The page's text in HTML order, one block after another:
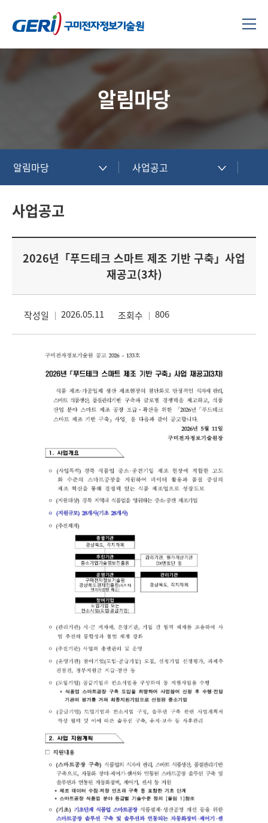
알림마당
알림마당 사업공고
사업공고
2026년「푸드테크 스마트 제조 기반 구축」사업
재공고(3차)
작성일 2026.05.11 조회수 806